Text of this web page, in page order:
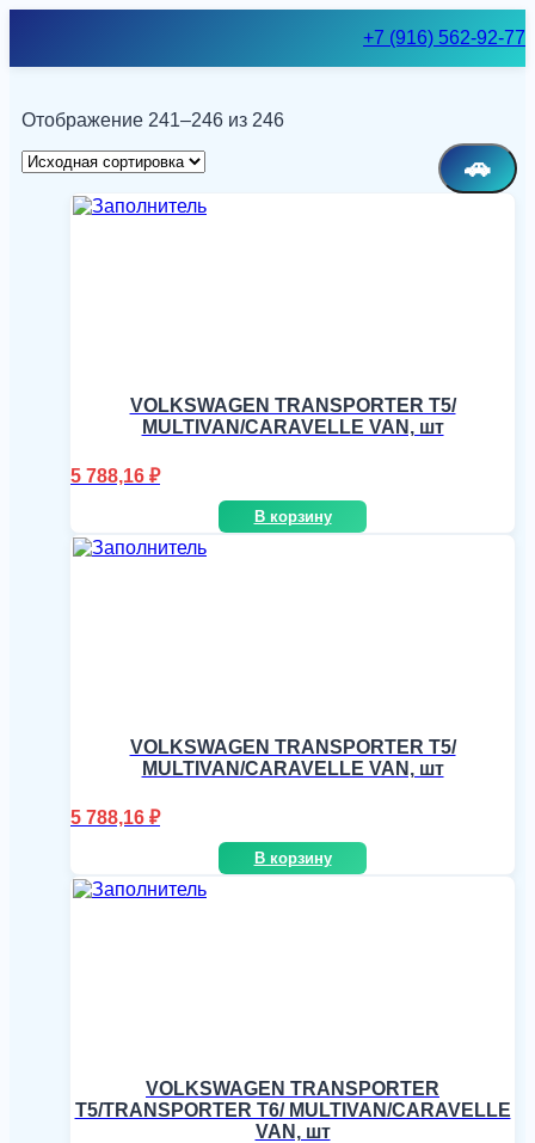
+7 (916) 562-92-77
🚗
Отображение 241–246 из 246
VOLKSWAGEN TRANSPORTER T5/
MULTIVAN/CARAVELLE VAN, шт
5 788,16 ₽
В корзину
VOLKSWAGEN TRANSPORTER T5/
MULTIVAN/CARAVELLE VAN, шт
5 788,16 ₽
В корзину
VOLKSWAGEN TRANSPORTER
T5/TRANSPORTER T6/ MULTIVAN/CARAVELLE
VAN, шт